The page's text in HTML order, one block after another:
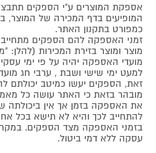
אספקת המוצרים ע"י הספקים
המופיעים בדף המכירה של המוצר,
כמפורט בתקנון האתר.
זמני האספקה להם הספקים
מוצר ומוצר בזירת המכירות (להלן:
מועדי האספקה יהיה על פי ימי
למעט ימי שישי ושבת , ערבי חג
זאת, הספקים יעשו כמיטב יכולתם
מובהר בזאת כי האתר עושה כל
את האספקה בזמן אך אין ביכולתה
להתחייב לכך והיא לא תישא בכל
בזמני האספקה מצד הספקים.
עסקה ללא דמי ביטול.